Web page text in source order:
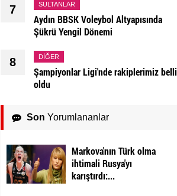
7 SULTANLAR
Aydın BBSK Voleybol Altyapısında
Şükrü Yengil Dönemi
8 DIĞER
Şampiyonlar Ligi'nde rakiplerimiz belli
oldu
Son Yorumlananlar
Markova'nın Türk olma
ihtimali Rusya'yı
karıştırdı:...